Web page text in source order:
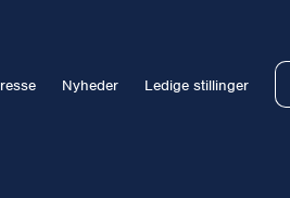
Nyheder Ledige stillinger